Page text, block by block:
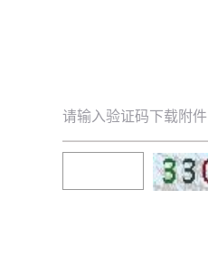
请输入验证码下载附件